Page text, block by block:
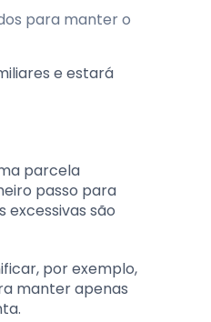
para manter o
e estará
parcela
passo para
excessivas são
por exemplo,
manter apenas